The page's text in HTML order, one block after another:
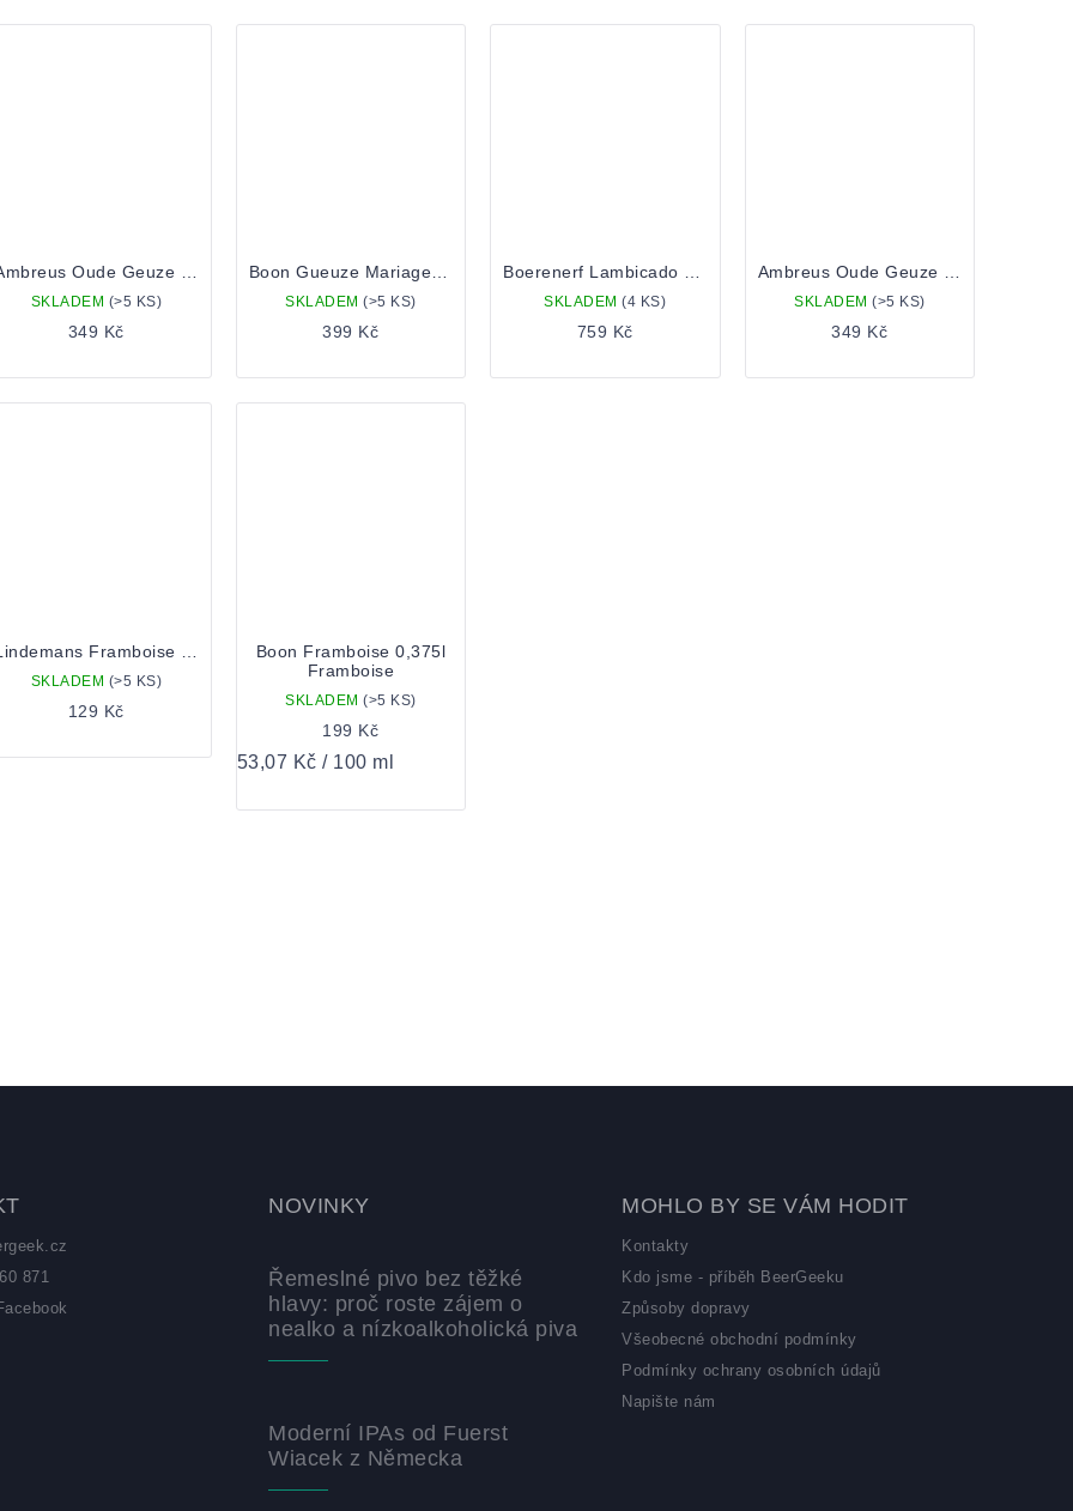
SKLADEM (>5 KS)
349 Kč
SKLADEM (>5 KS)
399 Kč
SKLADEM(4 KS)
759 Kč
SKLADEM (>5 KS)
349 Kč
SKLADEM (>5 KS)
129 Kč
Boon Framboise 0,375l
Framboise
SKLADEM (>5 KS)
199 Kč
Měrná
53,07 Kč / 100 ml
871
NOVINKY
Řemeslné pivo bez těžké
hlavy: proč roste zájem o
nealko a nízkoalkoholická piva
Moderní IPAs od Fuerst
Wiacek z Německa
MOHLO BY SE VÁM HODIT
Kontakty
Kdo jsme - příběh BeerGeeku
Způsoby dopravy
Všeobecné obchodní podmínky
Podmínky ochrany osobních údajů
Napište nám